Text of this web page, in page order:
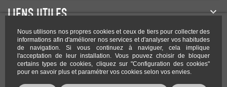
Nous utilisons nos propres cookies et ceux de tiers pour collecter des
informations afin d'améliorer nos services et d'analyser vos habitudes
de navigation. Si vous continuez à naviguer, cela implique
l'acceptation de leur installation. Vous pouvez choisir de bloquer
certains types de cookies, cliquez sur "Configuration des cookies"
pour en savoir plus et paramétrer vos cookies selon vos envies.
LIENS UTILES
NEWSLETTER